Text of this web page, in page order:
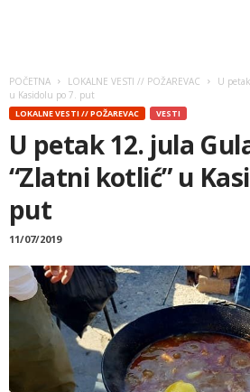
POČETNA LOKALNE VESTI // POŽAREVAC
U
u Kasidolu po 7. put
LOKALNE VESTI // POŽAREVAC VESTI
U petak 12. jula
“Zlatni kotlić” u
put
11/07/2019